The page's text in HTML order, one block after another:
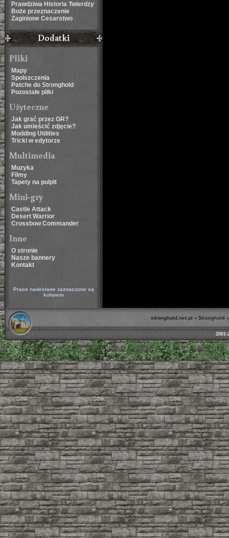
Prawdziwa Historia Twierdzy
Boże przeznaczenie
Zaginione Cesarstwo
Dodatki
Pliki
Mapy
Spolszczenia
Patche do Stronghold
Pozostałe pliki
Użyteczne
Jak grać przez GR?
Jak umieścić zdjęcie?
Modding Utilities
Tricki w edytorze
Multimedia
Muzyka
Filmy
Tapety na pulpit
Mini-gry
Castle Attack
Desert Warrior
Crossbow Commander
Inne
O stronie
Nasze bannery
Kontakt
Prace nadesłane zaznaczone są
kolorem
stronghold.net.pl » Stronghold